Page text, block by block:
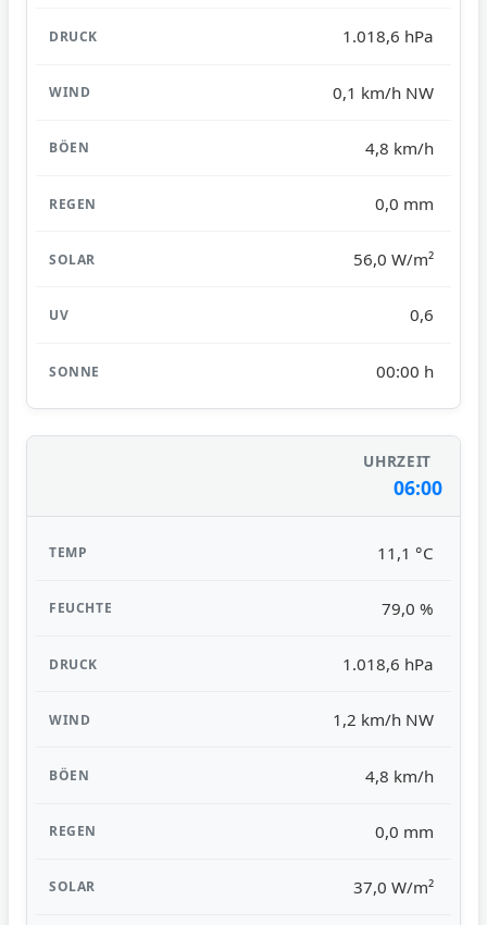
1.018,6 hPa
0,1 km/h NW
4,8 km/h
0,0 mm
56,0 W/m²
0,6
00:00 h
06:00
11,1 °C
79,0 %
1.018,6 hPa
1,2 km/h NW
4,8 km/h
0,0 mm
37,0 W/m²